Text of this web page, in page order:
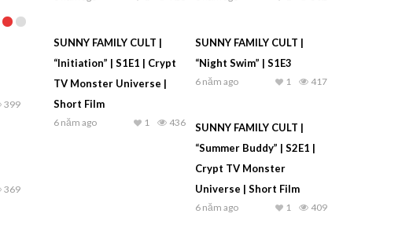
399
369
SUNNY FAMILY CULT |
“Initiation” | S1E1 | Crypt
TV Monster Universe |
Short Film
6 năm ago 436
1
SUNNY FAMILY CULT |
“Night Swim” | S1E3
6 năm ago 417
1
SUNNY FAMILY CULT |
“Summer Buddy” | S2E1 |
Crypt TV Monster
Universe | Short Film
6 năm ago 409
1